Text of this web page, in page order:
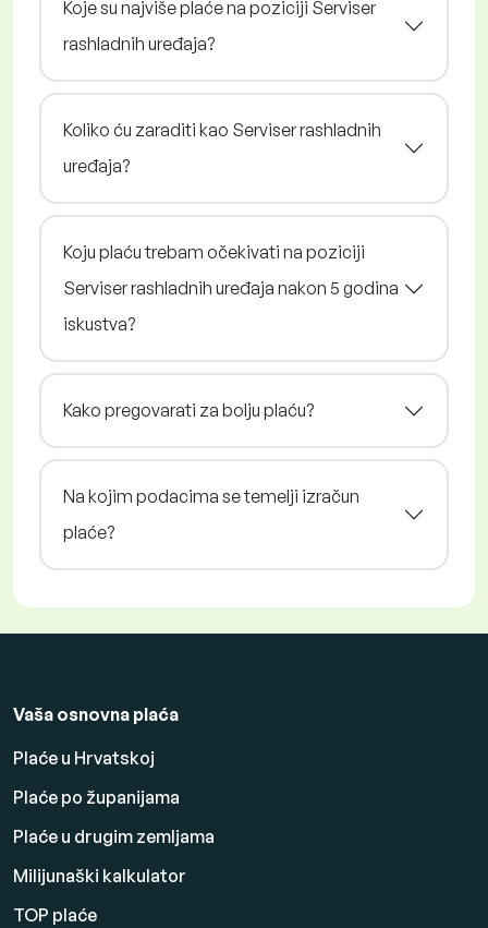
Koje su najviše plaće na poziciji Serviser
rashladnih uređaja?
Koliko ću zaraditi kao Serviser rashladnih
uređaja?
Koju plaću trebam očekivati na poziciji
Serviser rashladnih uređaja nakon 5 godina
iskustva?
Kako pregovarati za bolju plaću?
Na kojim podacima se temelji izračun
plaće?
Vaša osnovna plaća
Plaće u Hrvatskoj
Plaće po županijama
Plaće u drugim zemljama
Milijunaški kalkulator
TOP plaće